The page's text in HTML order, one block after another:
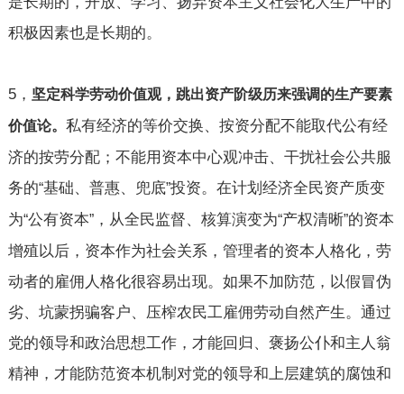
积极因素也是长期的。
5， 坚定科学劳动价值观，跳出资产阶级历来强调的生产要素
价值论。 私有经济的等价交换、按资分配不能取代公有经
济的按劳分配；不能用资本中心观冲击、干扰社会公共服
务的“基础、普惠、兜底”投资。在计划经济全民资产质变
为“公有资本”，从全民监督、核算演变为“产权清晰”的资本
增殖以后，资本作为社会关系，管理者的资本人格化，劳
动者的雇佣人格化很容易出现。如果不加防范，以假冒伪
劣、坑蒙拐骗客户、压榨农民工雇佣劳动自然产生。通过
党的领导和政治思想工作，才能回归、褒扬公仆和主人翁
精神，才能防范资本机制对党的领导和上层建筑的腐蚀和